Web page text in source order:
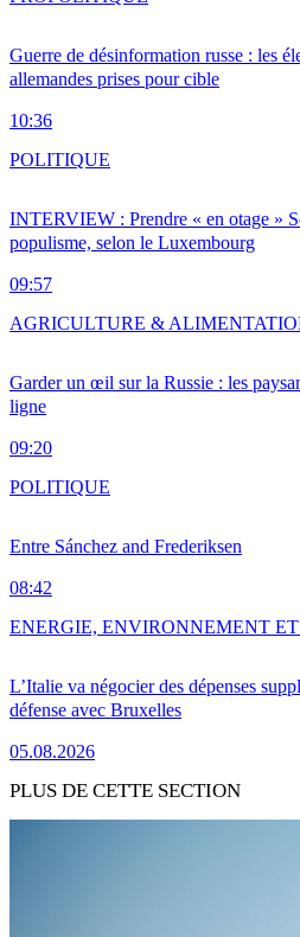
Guerre de désinformation russe : les
allemandes prises pour cible
10:36
INTERVIEW : Prendre « en otage »
populisme, selon le Luxembourg
09:57
POLITIQUE
Garder un œil sur la Russie : les
ligne
09:20
AGRICULTURE &
Entre Sánchez and Frederiksen
08:42
POLITIQUE
L’Italie va négocier des dépenses
défense avec Bruxelles
05.08.2026
ENERGIE, ENVIRONNEMENT
PLUS DE CETTE SECTION